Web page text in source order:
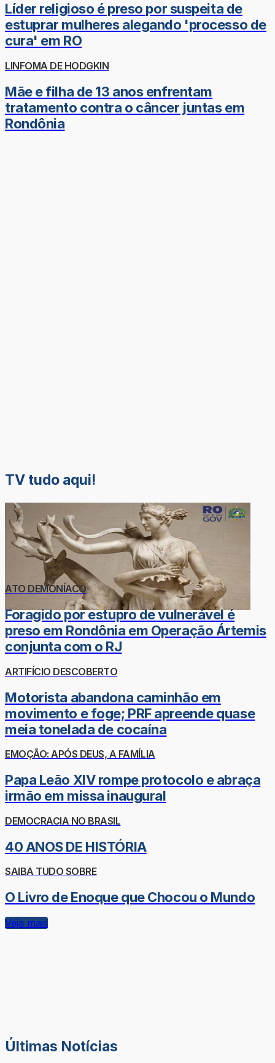
Líder religioso é preso por suspeita de
estuprar mulheres alegando 'processo de
cura' em RO
LINFOMA DE HODGKIN
Mãe e filha de 13 anos enfrentam
tratamento contra o câncer juntas em
Rondônia
TV tudo aqui!
ATO DEMONÍACO
Foragido por estupro de vulnerável é
preso em Rondônia em Operação Ártemis
conjunta com o RJ
ARTIFÍCIO DESCOBERTO
Motorista abandona caminhão em
movimento e foge; PRF apreende quase
meia tonelada de cocaína
EMOÇÃO: APÓS DEUS, A FAMÍLIA
Papa Leão XIV rompe protocolo e abraça
irmão em missa inaugural
DEMOCRACIA NO BRASIL
40 ANOS DE HISTÓRIA
SAIBA TUDO SOBRE
O Livro de Enoque que Chocou o Mundo
Veja mais
Últimas Notícias